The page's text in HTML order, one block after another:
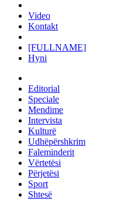
Video
Kontakt
[FULLNAME]
Hyni
Editorial
Speciale
Mendime
Intervista
Kulturë
Udhëpërshkrim
Faleminderit
Vërtetësi
Përjetësi
Sport
Shtesë